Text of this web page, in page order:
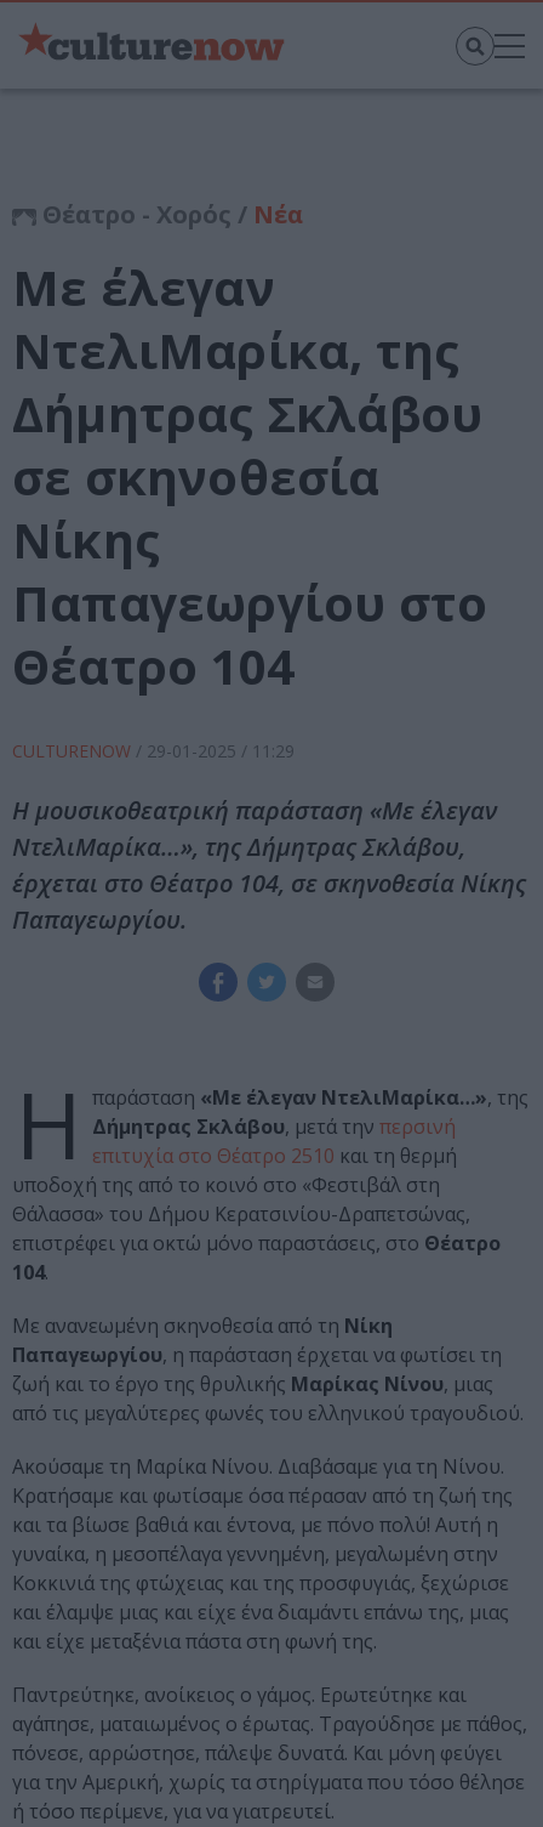
Θέατρο - Χορός / Νέα
Με έλεγαν
ΝτελιΜαρίκα, της
Δήμητρας Σκλάβου
σε σκηνοθεσία
Νίκης
Παπαγεωργίου στο
Θέατρο 104
CULTURENOW / 29-01-2025 / 11:29
Η μουσικοθεατρική παράσταση «Με έλεγαν
ΝτελιΜαρίκα…», της Δήμητρας Σκλάβου,
έρχεται στο Θέατρο 104, σε σκηνοθεσία Νίκης
Παπαγεωργίου.
Η παράσταση «Με έλεγαν ΝτελιΜαρίκα…», της
Δήμητρας Σκλάβου, μετά την περσινή
επιτυχία στο Θέατρο 2510 και τη θερμή
υποδοχή της από το κοινό στο «Φεστιβάλ στη
Θάλασσα» του Δήμου Κερατσινίου-Δραπετσώνας,
επιστρέφει για οκτώ μόνο παραστάσεις, στο Θέατρο
104.
Με ανανεωμένη σκηνοθεσία από τη Νίκη
Παπαγεωργίου, η παράσταση έρχεται να φωτίσει τη
ζωή και το έργο της θρυλικής Μαρίκας Νίνου, μιας
από τις μεγαλύτερες φωνές του ελληνικού τραγουδιού.
Ακούσαμε τη Μαρίκα Νίνου. Διαβάσαμε για τη Νίνου.
Κρατήσαμε και φωτίσαμε όσα πέρασαν από τη ζωή της
και τα βίωσε βαθιά και έντονα, με πόνο πολύ! Αυτή η
γυναίκα, η μεσοπέλαγα γεννημένη, μεγαλωμένη στην
Κοκκινιά της φτώχειας και της προσφυγιάς, ξεχώρισε
και έλαμψε μιας και είχε ένα διαμάντι επάνω της, μιας
και είχε μεταξένια πάστα στη φωνή της.
Παντρεύτηκε, ανοίκειος ο γάμος. Ερωτεύτηκε και
αγάπησε, ματαιωμένος ο έρωτας. Τραγούδησε με πάθος,
πόνεσε, αρρώστησε, πάλεψε δυνατά. Και μόνη φεύγει
για την Αμερική, χωρίς τα στηρίγματα που τόσο θέλησε
ή τόσο περίμενε, για να γιατρευτεί.